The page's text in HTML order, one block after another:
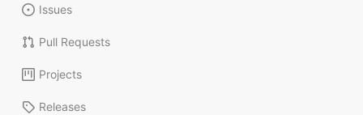
Issues
Pull Requests
Projects
Releases